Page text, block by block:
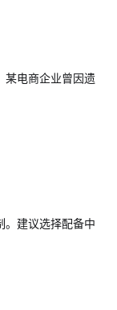
某电商企业曾因遗
。建议选择配备中